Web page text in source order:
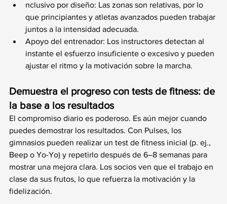
nclusivo por diseño: Las zonas son relativas, por lo
que principiantes y atletas avanzados pueden trabajar
juntos a la intensidad adecuada.
Apoyo del entrenador: Los instructores detectan al
instante el esfuerzo insuficiente o excesivo y pueden
ajustar el ritmo y la motivación sobre la marcha.
Demuestra el progreso con tests de fitness: de
la base a los resultados
El compromiso diario es poderoso. Es aún mejor cuando
puedes demostrar los resultados. Con Pulses, los
gimnasios pueden realizar un test de fitness inicial (p. ej.,
Beep o Yo-Yo) y repetirlo después de 6–8 semanas para
mostrar una mejora clara. Los socios ven que el trabajo en
clase da sus frutos, lo que refuerza la motivación y la
fidelización.